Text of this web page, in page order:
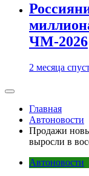
ЧМ-2026
2 месяца
Главная
Автоновости
Продажи
выросли в
Автоновости